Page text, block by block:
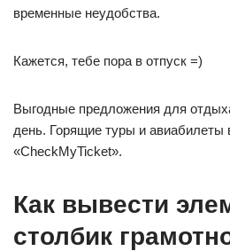
временные неудобства.
Кажется, тебе пора в отпуск =)
Выгодные предложения для
день. Горящие туры и авиабилеты
«CheckMyTicket».
Как вывести
столбик